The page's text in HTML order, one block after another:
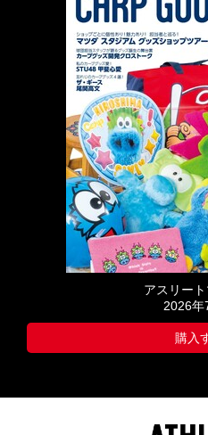
アスリー
2026年
購入